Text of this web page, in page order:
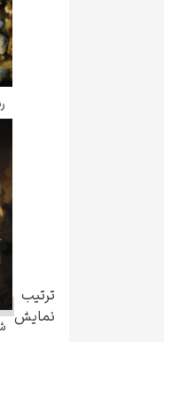
ترتیب
نمایش